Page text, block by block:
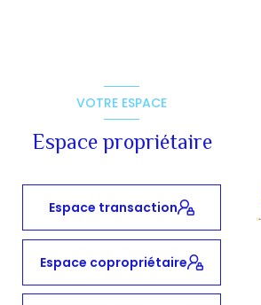
VOTRE ESPACE
Espace propriétaire
Espace transaction
Espace copropriétaire